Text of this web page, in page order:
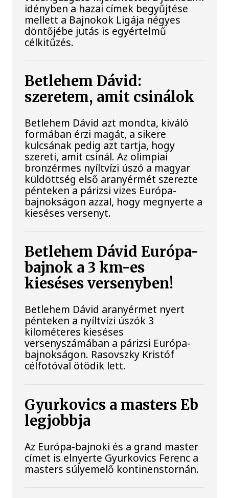
idényben a hazai címek begyűjtése
mellett a Bajnokok Ligája négyes
döntőjébe jutás is egyértelmű
célkitűzés.
Betlehem Dávid:
szeretem, amit csinálok
Betlehem Dávid azt mondta, kiváló
formában érzi magát, a sikere
kulcsának pedig azt tartja, hogy
szereti, amit csinál. Az olimpiai
bronzérmes nyíltvízi úszó a magyar
küldöttség első aranyérmét szerezte
pénteken a párizsi vizes Európa-
bajnokságon azzal, hogy megnyerte a
kieséses versenyt.
Betlehem Dávid Európa-
bajnok a 3 km-es
kieséses versenyben!
Betlehem Dávid aranyérmet nyert
pénteken a nyíltvízi úszók 3
kilométeres kieséses
versenyszámában a párizsi Európa-
bajnokságon. Rasovszky Kristóf
célfotóval ötödik lett.
Gyurkovics a masters Eb
legjobbja
Az Európa-bajnoki és a grand master
címet is elnyerte Gyurkovics Ferenc a
masters súlyemelő kontinenstornán.